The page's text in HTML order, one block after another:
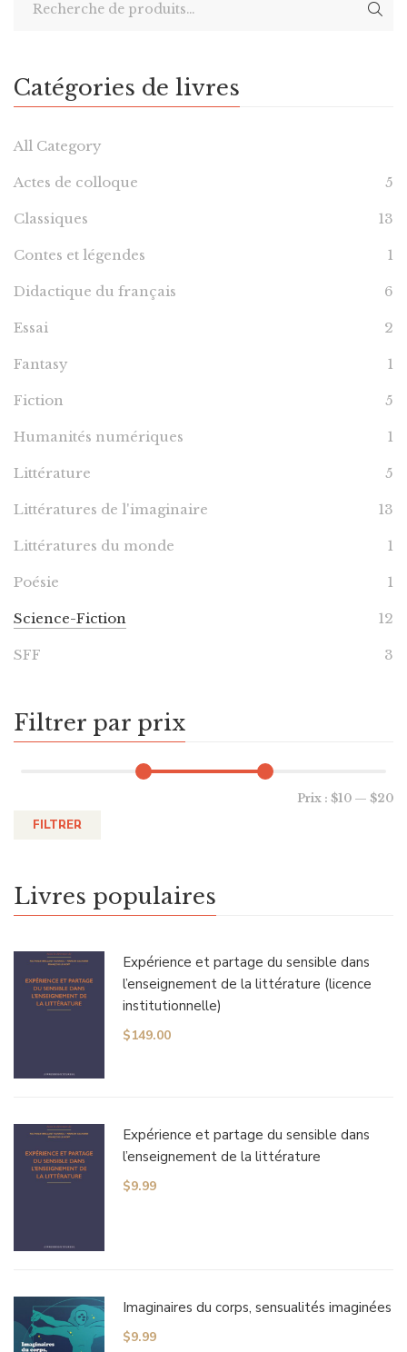
Catégories de livres
All Category
Actes de colloque 5
Classiques 13
Contes et légendes 1
Didactique du français 6
Essai 2
Fantasy 1
Fiction 5
Humanités numériques 1
Littérature 5
Littératures de l'imaginaire 13
Littératures du monde 1
Poésie 1
Science-Fiction 12
SFF 3
Filtrer par prix
FILTRER
Prix : $10 — $20
Livres populaires
Expérience et partage du sensible dans
l’enseignement de la littérature (licence
institutionnelle)
$149.00
Expérience et partage du sensible dans
l’enseignement de la littérature
$9.99
Imaginaires du corps, sensualités imaginées
$9.99